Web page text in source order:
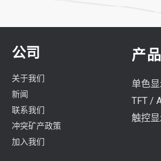
公司
关于我们
新闻
联系我们
冲突矿产政策
加入我们
产品
单色
TFT /
触控